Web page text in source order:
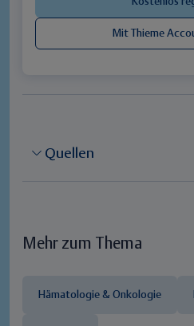
Quellen
Mehr zum Thema
Hämatologie & Onkologie